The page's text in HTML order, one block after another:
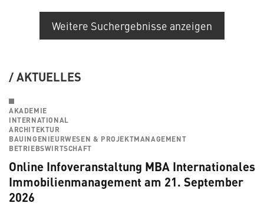
Weitere Suchergebnisse anzeigen
AKTUELLES
AKADEMIE
INTERNATIONAL
ARCHITEKTUR
BAUINGENIEURWESEN & PROJEKTMANAGEMENT
BETRIEBSWIRTSCHAFT
Online Infoveranstaltung MBA Internationales
Immobilienmanagement am 21. September
2026